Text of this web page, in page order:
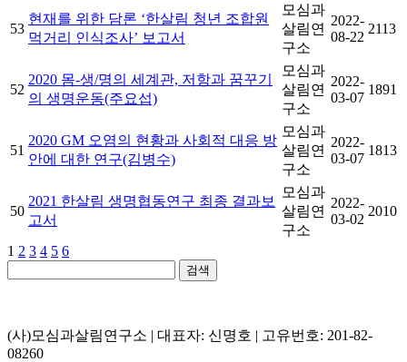
53
현재를 위한 담론 ‘한살림 청년 조합원
먹거리 인식조사’ 보고서
모심과
살림연
구소
2022-
08-22
2113
52
2020 몸-생/명의 세계관, 저항과 꿈꾸기
의 생명운동(주요섭)
모심과
살림연
구소
2022-
03-07
1891
51
2020 GM 오염의 현황과 사회적 대응 방
안에 대한 연구(김병수)
모심과
살림연
구소
2022-
03-07
1813
50
2021 한살림 생명협동연구 최종 결과보
고서
모심과
살림연
구소
2022-
03-02
2010
1 2 3 4 5 6
검색
(사)모심과살림연구소 | 대표자: 신명호 | 고유번호: 201-82-
08260